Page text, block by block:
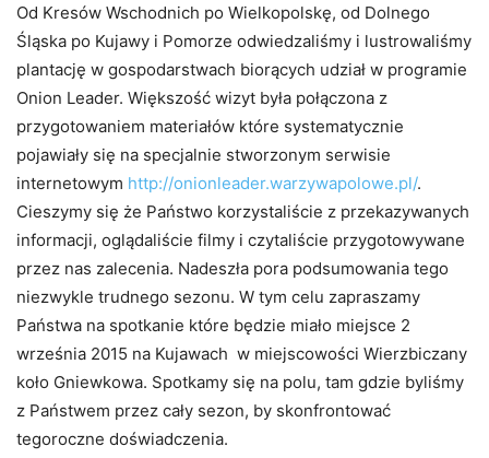
Od Kresów Wschodnich po Wielkopolskę, od Dolnego
Śląska po Kujawy i Pomorze odwiedzaliśmy i lustrowaliśmy
plantację w gospodarstwach biorących udział w programie
Onion Leader. Większość wizyt była połączona z
przygotowaniem materiałów które systematycznie
pojawiały się na specjalnie stworzonym serwisie
internetowym http://onionleader.warzywapolowe.pl/.
Cieszymy się że Państwo korzystaliście z przekazywanych
informacji, oglądaliście filmy i czytaliście przygotowywane
przez nas zalecenia. Nadeszła pora podsumowania tego
niezwykle trudnego sezonu. W tym celu zapraszamy
Państwa na spotkanie które będzie miało miejsce 2
września 2015 na Kujawach w miejscowości Wierzbiczany
koło Gniewkowa. Spotkamy się na polu, tam gdzie byliśmy
z Państwem przez cały sezon, by skonfrontować
tegoroczne doświadczenia.